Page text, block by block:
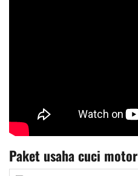
Paket usaha cuci motor